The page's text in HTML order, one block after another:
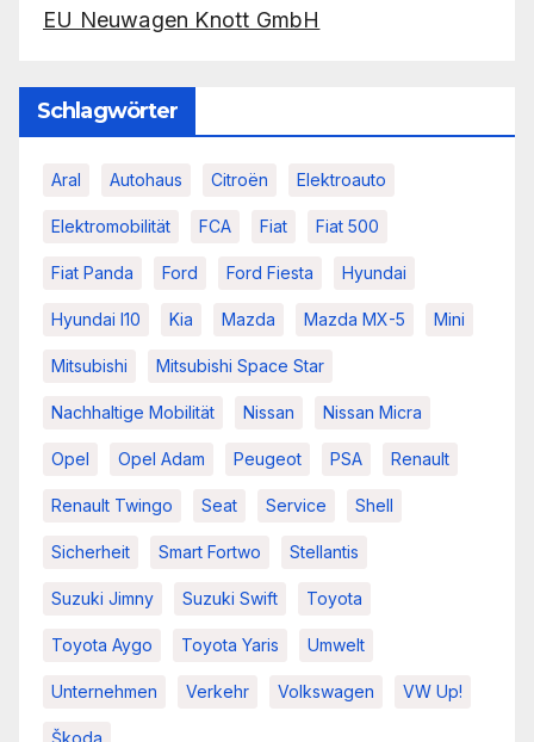
EU Neuwagen Knott GmbH
Schlagwörter
Aral Autohaus Citroën Elektroauto
Elektromobilität FCA Fiat Fiat 500
Fiat Panda Ford Ford Fiesta Hyundai
Hyundai I10 Kia Mazda Mazda MX-5 Mini
Mitsubishi Mitsubishi Space Star
Nachhaltige Mobilität Nissan Nissan Micra
Opel Opel Adam Peugeot PSA Renault
Renault Twingo Seat Service Shell
Sicherheit Smart Fortwo Stellantis
Suzuki Jimny Suzuki Swift Toyota
Toyota Aygo Toyota Yaris Umwelt
Unternehmen Verkehr Volkswagen VW Up!
Škoda